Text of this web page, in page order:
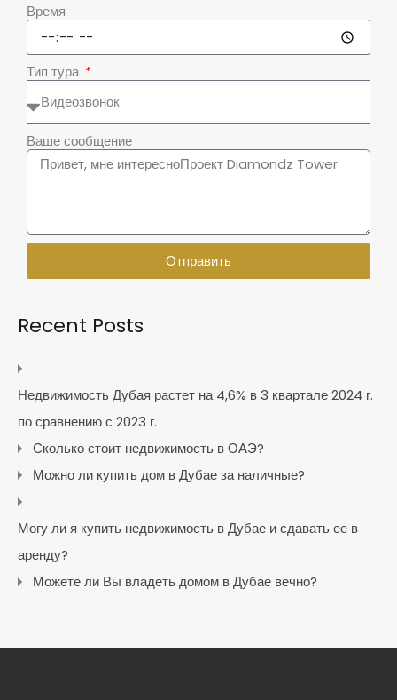
Время
Тип тура
Ваше сообщение
Отправить
Recent Posts
Недвижимость Дубая растет на 4,6% в 3 квартале 2024 г.
по сравнению с 2023 г.
Сколько стоит недвижимость в ОАЭ?
Можно ли купить дом в Дубае за наличные?
Могу ли я купить недвижимость в Дубае и сдавать ее в
аренду?
Можете ли Вы владеть домом в Дубае вечно?